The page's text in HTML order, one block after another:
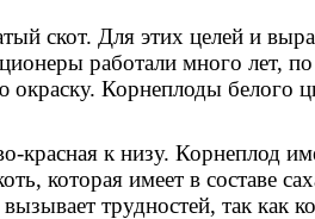
скот. Для этих целей и
работали много лет,
Корнеплоды белого
красная к низу. Корнеплод
которая имеет в составе
трудностей, так как